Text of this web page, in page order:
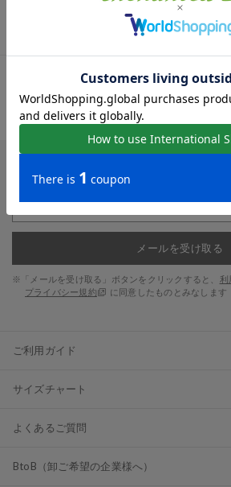
￥7,700
新入荷やセール情報をいちはやくお届けします。
メールを受け取る
※「メールを受け取る」ボタンをクリックすると、 利
プライバシー規約
に同意したものとみなします
ご利用ガイド
サイズチャート
よくあるご質問
BtoB（卸ご希望の企業様へ）